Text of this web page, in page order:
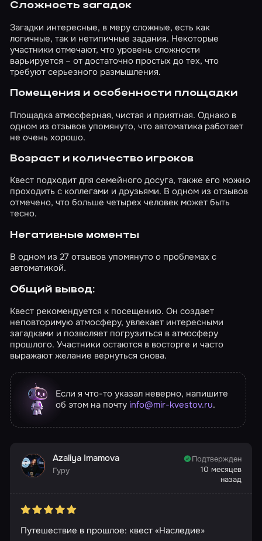
Сложность загадок
Загадки интересные, в меру сложные, есть как
логичные, так и нетипичные задания. Некоторые
участники отмечают, что уровень сложности
варьируется – от достаточно простых до тех, что
требуют серьезного размышления.
Помещения и особенности площадки
Площадка атмосферная, чистая и приятная. Однако в
одном из отзывов упомянуто, что автоматика работает
не очень хорошо.
Возраст и количество игроков
Квест подходит для семейного досуга, также его можно
проходить с коллегами и друзьями. В одном из отзывов
отмечено, что больше четырех человек может быть
тесно.
Негативные моменты
В одном из 27 отзывов упомянуто о проблемах с
автоматикой.
Общий вывод:
Квест рекомендуется к посещению. Он создает
неповторимую атмосферу, увлекает интересными
загадками и позволяет погрузиться в атмосферу
прошлого. Участники остаются в восторге и часто
выражают желание вернуться снова.
Если я что-то указал неверно, напишите
об этом на почту info@mir-kvestov.ru.
Azaliya Imamova
Гуру
Подтвержден
10 месяцев
назад
Путешествие в прошлое: квест «Наследие»